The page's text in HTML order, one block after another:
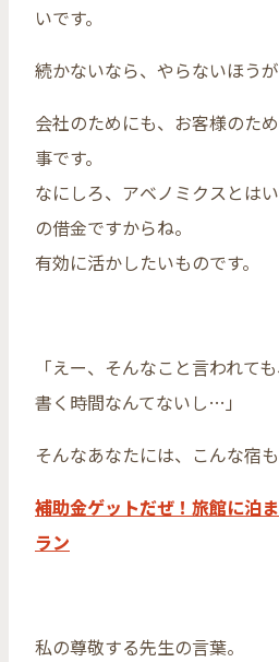
いです。
続かないなら、やらないほうが
会社のためにも、お客様のた
事です。
なにしろ、アベノミクスとは
の借金ですからね。
有効に活かしたいものです。
「えー、そんなこと言われて
書く時間なんてないし…」
そんなあなたには、こんな宿
補助金ゲットだぜ！旅館に泊
ラン
私の尊敬する先生の言葉。